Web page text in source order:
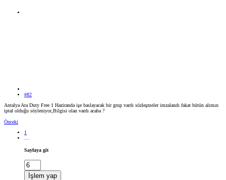
#82
Antalya Ata Duty Free 1 Haziranda işe baslayacak bir grup vardı sözleşmeler imzalandı fakat bütün alımın
iptal olduğu söyleniyor,Bilgisi olan vardı acaba ?
Önceki
1
Sayfaya git
İşlem yap